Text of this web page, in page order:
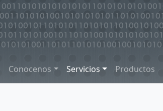
Conocenos Servicios Productos